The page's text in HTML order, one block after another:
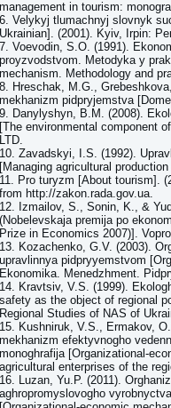
management in tourism:
6. Velykyj tlumachnyj slovnyk
Ukrainian]. (2001). Kyiv, Irpin:
7. Voevodin, S.O. (1991).
proyzvodstvom. Metodyka y
mechanism. Methodology and
8. Hreschak, M.G.,
mekhanizm pidpryjemstva
9. Danylyshyn, B.M. (2008).
[The environmental component
LTD.
10. Zavadskyi, I.S. (1992).
[Managing agricultural
11. Pro turyzm [About tourism].
from http://zakon.rada.gov.ua.
12. Izmailov, S., Sonin, K., &
(Nobelevskaja premija po
Prize in Economics 2007)].
13. Kozachenko, G.V. (2003).
upravlinnya pidpryyemstvom
Ekonomika. Menedzhment.
14. Kravtsiv, V.S. (1999).
safety as the object of regional
Regional Studies of NAS of
15. Kushniruk, V.S., Ermakov,
mekhanizm efektyvnogho
monoghrafija [Organizational-
agricultural enterprises of the
16. Luzan, Yu.P. (2011).
aghropromyslovogho